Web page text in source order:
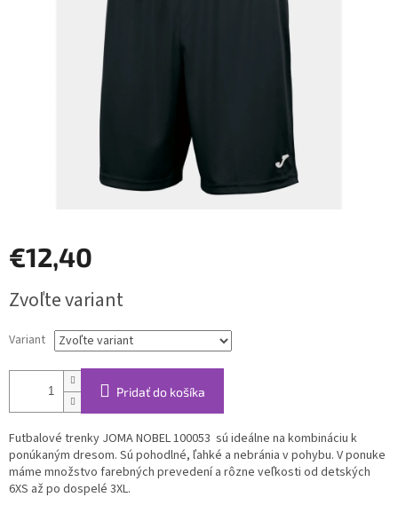
€12,40
cena:
Zvoľte variant
Variant
Pridať do košíka
Futbalové trenky JOMA NOBEL 100053 sú ideálne na kombináciu k
ponúkaným dresom. Sú pohodlné, ľahké a nebránia v pohybu. V ponuke
máme množstvo farebných prevedení a rôzne veľkosti od detských
6XS až po dospelé 3XL.